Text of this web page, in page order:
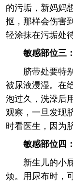
的污垢，新妈妈
抠，那样会伤害
轻涂抹在污垢处
敏感部位三
脐带处要特
被尿液浸湿。在
泡过久，洗澡后
观察，一旦发现
时看医生，因为
敏感部位四
新生儿的小
烦。用尿布时，